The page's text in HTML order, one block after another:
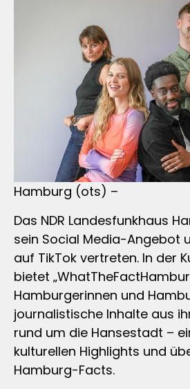
Hamburg (ots) –
Das NDR Landesfunkhaus
sein Social Media-Angebot
auf TikTok vertreten. In der
bietet
Hamburgerinnen und
journalistische Inhalte aus
rund um die Hansestadt –
kulturellen Highlights und
Hamburg-Facts.